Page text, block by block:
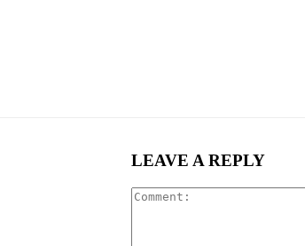
LEAVE A REPLY